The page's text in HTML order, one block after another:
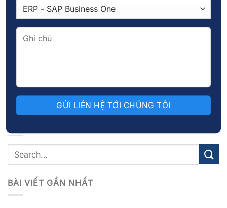
Lưu tên của tôi, email, và trang web trong trình
BÀI VIẾT GẦN NHẤT